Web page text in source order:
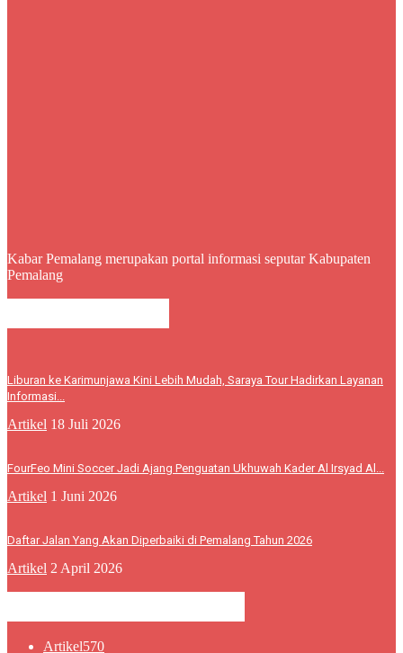
Kabar Pemalang merupakan portal informasi seputar Kabupaten
Pemalang
Liburan ke Karimunjawa Kini Lebih Mudah, Saraya Tour Hadirkan Layanan
Informasi...
Artikel 18 Juli 2026
FourFeo Mini Soccer Jadi Ajang Penguatan Ukhuwah Kader Al Irsyad Al...
Artikel 1 Juni 2026
Daftar Jalan Yang Akan Diperbaiki di Pemalang Tahun 2026
Artikel 2 April 2026
Artikel570